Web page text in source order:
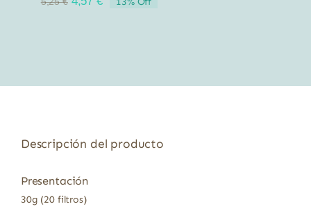
Descripción del producto
Presentación
30g (20 filtros)